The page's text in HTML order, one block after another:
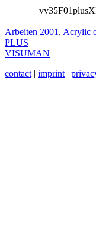
Categorized
as
Arbeiten Tagged
2001 , Acrylic
PLUS
VISUMAN
contact | imprint |